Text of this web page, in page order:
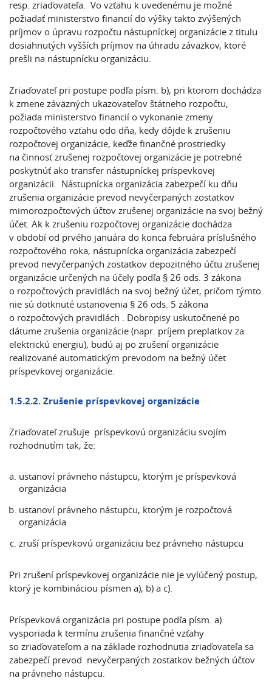
resp. zriaďovateľa. Vo vzťahu k uvedenému je možné
požiadať ministerstvo financií do výšky takto zvýšených
príjmov o úpravu rozpočtu nástupníckej organizácie z titulu
dosiahnutých vyšších príjmov na úhradu záväzkov, ktoré
prešli na nástupnícku organizáciu.
Zriaďovateľ pri postupe podľa písm. b), pri ktorom dochádza
k zmene záväzných ukazovateľov štátneho rozpočtu,
požiada ministerstvo financií o vykonanie zmeny
rozpočtového vzťahu odo dňa, kedy dôjde k zrušeniu
rozpočtovej organizácie, keďže finančné prostriedky
na činnosť zrušenej rozpočtovej organizácie je potrebné
poskytnúť ako transfer nástupníckej príspevkovej
organizácii. Nástupnícka organizácia zabezpečí ku dňu
zrušenia organizácie prevod nevyčerpaných zostatkov
mimorozpočtových účtov zrušenej organizácie na svoj bežný
účet. Ak k zrušeniu rozpočtovej organizácie dochádza
v období od prvého januára do konca februára príslušného
rozpočtového roka, nástupnícka organizácia zabezpečí
prevod nevyčerpaných zostatkov depozitného účtu zrušenej
organizácie určených na účely podľa § 26 ods. 3 zákona
o rozpočtových pravidlách na svoj bežný účet, pričom týmto
nie sú dotknuté ustanovenia § 26 ods. 5 zákona
o rozpočtových pravidlách . Dobropisy uskutočnené po
dátume zrušenia organizácie (napr. príjem preplatkov za
elektrickú energiu), budú aj po zrušení organizácie
realizované automatickým prevodom na bežný účet
príspevkovej organizácie.
1.5.2.2. Zrušenie príspevkovej organizácie
Zriaďovateľ zrušuje príspevkovú organizáciu svojím
rozhodnutím tak, že:
ustanoví právneho nástupcu, ktorým je príspevková
organizácia
ustanoví právneho nástupcu, ktorým je rozpočtová
organizácia
zruší príspevkovú organizáciu bez právneho nástupcu
Pri zrušení príspevkovej organizácie nie je vylúčený postup,
ktorý je kombináciou písmen a), b) a c).
Príspevková organizácia pri postupe podľa písm. a)
vysporiada k termínu zrušenia finančné vzťahy
so zriaďovateľom a na základe rozhodnutia zriaďovateľa sa
zabezpečí prevod nevyčerpaných zostatkov bežných účtov
na právneho nástupcu.